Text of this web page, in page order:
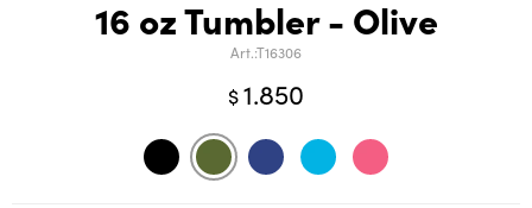
16 oz Tumbler - Olive
T16306
$1.850